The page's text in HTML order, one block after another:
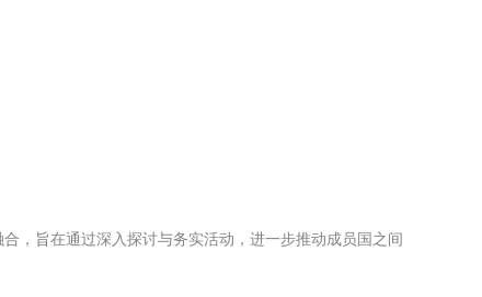
，旨在通过深入探讨与务实活动，进一步推动成员国之间